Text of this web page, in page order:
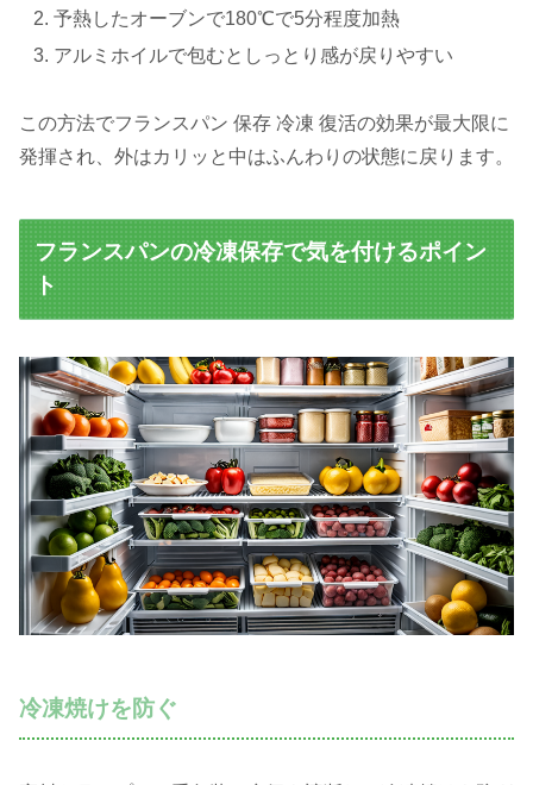
予熱したオーブンで180℃で5分程度加熱
アルミホイルで包むとしっとり感が戻りやすい
この方法でフランスパン 保存 冷凍 復活の効果が最大限に
発揮され、外はカリッと中はふんわりの状態に戻ります。
フランスパンの冷凍保存で気を付けるポイン
ト
冷凍焼けを防ぐ